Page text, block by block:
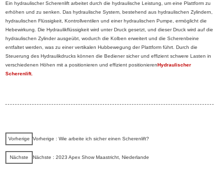
Ein hydraulischer Scherenlift arbeitet durch die hydraulische Leistung, um eine Plattform zu
erhöhen und zu senken. Das hydraulische System, bestehend aus hydraulischen Zylindern,
hydraulischen Flüssigkeit, Kontrollventilen und einer hydraulischen Pumpe, ermöglicht die
Hebewirkung. Die Hydraulikflüssigkeit wird unter Druck gesetzt, und dieser Druck wird auf die
hydraulischen Zylinder ausgeübt, wodurch die Kolben erweitert und die Scherenbeine
entfaltet werden, was zu einer vertikalen Hubbewegung der Plattform führt. Durch die
Steuerung des Hydraulikdrucks können die Bediener sicher und effizient schwere Lasten in
verschiedenen Höhen mit a positionieren und effizient positionieren Hydraulischer
Scherenlift.
Vorherige Vorherige : Wie arbeite ich sicher einen Scherenlift?
Nächste Nächste : 2023 Apex Show Maastricht, Niederlande